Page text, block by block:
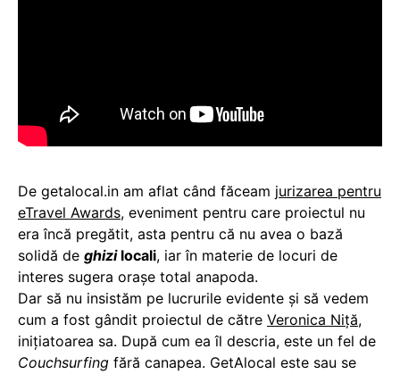
De getalocal.in am aflat când făceam jurizarea pentru
eTravel Awards, eveniment pentru care proiectul nu
era încă pregătit, asta pentru că nu avea o bază
solidă de ghizilocali, iar în materie de locuri de
interes sugera oraşe total anapoda.
Dar să nu insistăm pe lucrurile evidente şi să vedem
cum a fost gândit proiectul de către Veronica Niţă,
iniţiatoarea sa. După cum ea îl descria, este un fel de
Couchsurfing fără canapea. GetAlocal este sau se